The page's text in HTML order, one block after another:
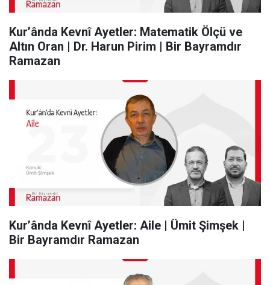
Kur’ânda Kevnî Ayetler: Matematik Ölçü ve
Altın Oran | Dr. Harun Pirim | Bir Bayramdır
Ramazan
Kur’ânda Kevnî Ayetler: Aile | Ümit Şimşek |
Bir Bayramdır Ramazan